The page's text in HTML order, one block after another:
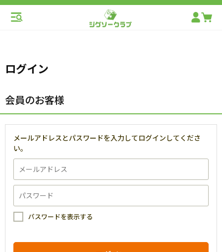
ログイン
会員のお客様
メールアドレスとパスワードを入力してログインしてくださ
い。
パスワードを表示する